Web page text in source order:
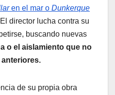
en el mar o Dunkerque
director lucha contra su
buscando nuevas
o el aislamiento que no
de su propia obra